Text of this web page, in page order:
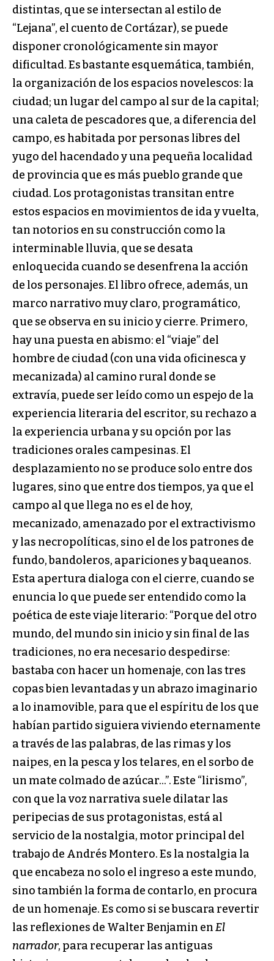
distintas, que se intersectan al estilo de
“Lejana”, el cuento de Cortázar), se puede
disponer cronológicamente sin mayor
dificultad. Es bastante esquemática, también,
la organización de los espacios novelescos: la
ciudad; un lugar del campo al sur de la capital;
una caleta de pescadores que, a diferencia del
campo, es habitada por personas libres del
yugo del hacendado y una pequeña localidad
de provincia que es más pueblo grande que
ciudad. Los protagonistas transitan entre
estos espacios en movimientos de ida y vuelta,
tan notorios en su construcción como la
interminable lluvia, que se desata
enloquecida cuando se desenfrena la acción
de los personajes. El libro ofrece, además, un
marco narrativo muy claro, programático,
que se observa en su inicio y cierre. Primero,
hay una puesta en abismo: el “viaje” del
hombre de ciudad (con una vida oficinesca y
mecanizada) al camino rural donde se
extravía, puede ser leído como un espejo de la
experiencia literaria del escritor, su rechazo a
la experiencia urbana y su opción por las
tradiciones orales campesinas. El
desplazamiento no se produce solo entre dos
lugares, sino que entre dos tiempos, ya que el
campo al que llega no es el de hoy,
mecanizado, amenazado por el extractivismo
y las necropolíticas, sino el de los patrones de
fundo, bandoleros, apariciones y baqueanos.
Esta apertura dialoga con el cierre, cuando se
enuncia lo que puede ser entendido como la
poética de este viaje literario: “Porque del otro
mundo, del mundo sin inicio y sin final de las
tradiciones, no era necesario despedirse:
bastaba con hacer un homenaje, con las tres
copas bien levantadas y un abrazo imaginario
a lo inamovible, para que el espíritu de los que
habían partido siguiera viviendo eternamente
a través de las palabras, de las rimas y los
naipes, en la pesca y los telares, en el sorbo de
un mate colmado de azúcar…”. Este “lirismo”,
con que la voz narrativa suele dilatar las
peripecias de sus protagonistas, está al
servicio de la nostalgia, motor principal del
trabajo de Andrés Montero. Es la nostalgia la
que encabeza no solo el ingreso a este mundo,
sino también la forma de contarlo, en procura
de un homenaje. Es como si se buscara revertir
las reflexiones de Walter Benjamin enEl
narrador, para recuperar las antiguas